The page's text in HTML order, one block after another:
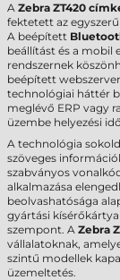
A Zebra ZT420
fektetett az
A beépített
beállítást és a mobil
rendszernek
beépített
technológiai háttér
meglévő ERP vagy
üzembe helyezési
A technológia
szöveges
szabványos
alkalmazása
beolvashatósága
gyártási
szempont. A Zebra
vállalatoknak,
szintű modellek
üzemeltetés.